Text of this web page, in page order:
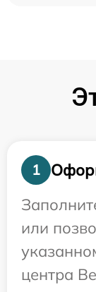
1
или
центра